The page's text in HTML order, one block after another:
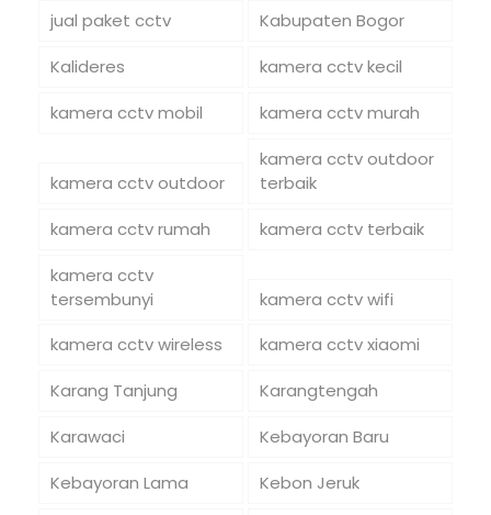
jual paket cctv
Kabupaten Bogor
Kalideres
kamera cctv kecil
kamera cctv mobil
kamera cctv murah
kamera cctv outdoor
kamera cctv outdoor
terbaik
kamera cctv rumah
kamera cctv terbaik
kamera cctv
tersembunyi
kamera cctv wifi
kamera cctv wireless
kamera cctv xiaomi
Karang Tanjung
Karangtengah
Karawaci
Kebayoran Baru
Kebayoran Lama
Kebon Jeruk